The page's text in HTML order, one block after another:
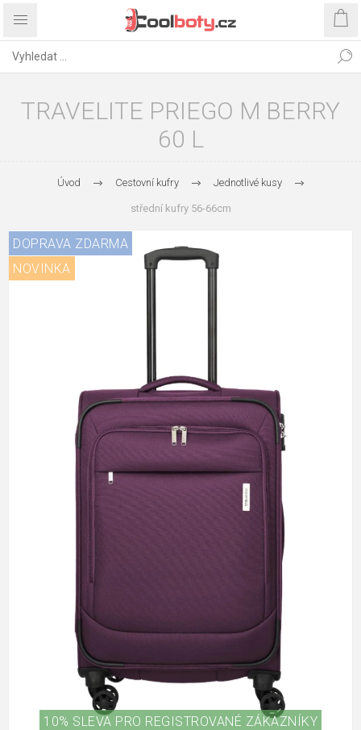
TRAVELITE PRIEGO M BERRY
60 L
Úvod Cestovní kufry Jednotlivé kusy
střední kufry 56-66cm
DOPRAVA ZDARMA
10% SLEVA PRO REGISTROVANÉ ZÁKAZNÍKY
NOVINKA